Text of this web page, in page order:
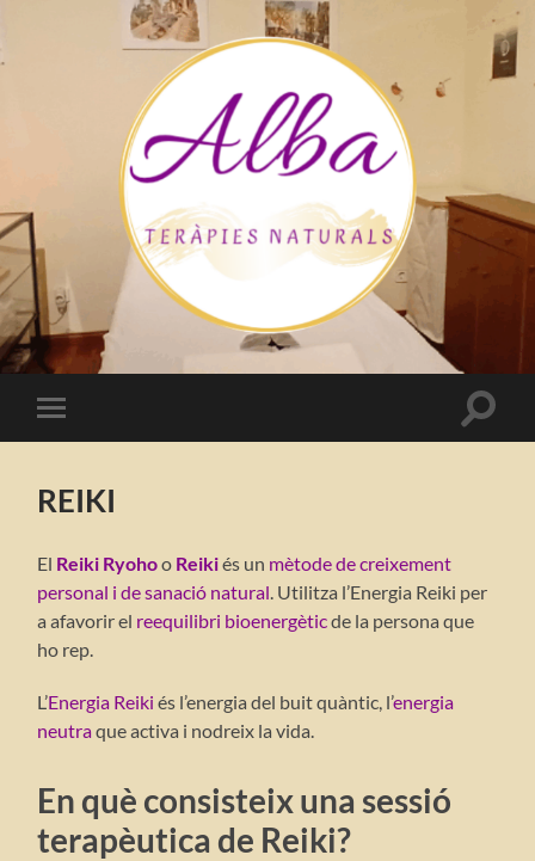
Alba
Teràpies
Naturals
Toggle
mobile
Toggle
REIKI
El Reiki Ryohoo Reikiés un mètode de creixement
personal i de sanació natural . Utilitza l’Energia Reiki per
a afavorir el reequilibri bioenergèticde la persona que
ho rep.
L’Energia Reiki és l’energia del buit quàntic, l’energia
neutraque activa i nodreix la vida.
En què consisteix una sessió
terapèutica de Reiki?